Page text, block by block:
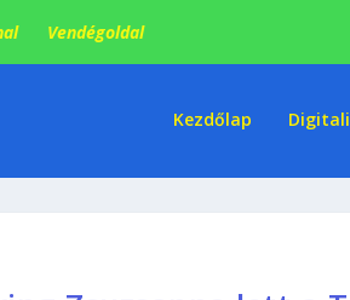
Vendégoldal
Kezdőlap